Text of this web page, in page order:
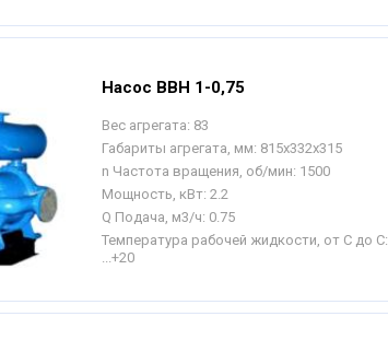
Насос ВВН 1-0,75
Вес агрегата: 83
Габариты агрегата, мм: 815х332х315
n Частота вращения, об/мин: 1500
Мощность, кВт: 2.2
Q Подача, м3/ч: 0.75
Температура рабочей жидкости, от С до С:
...+20